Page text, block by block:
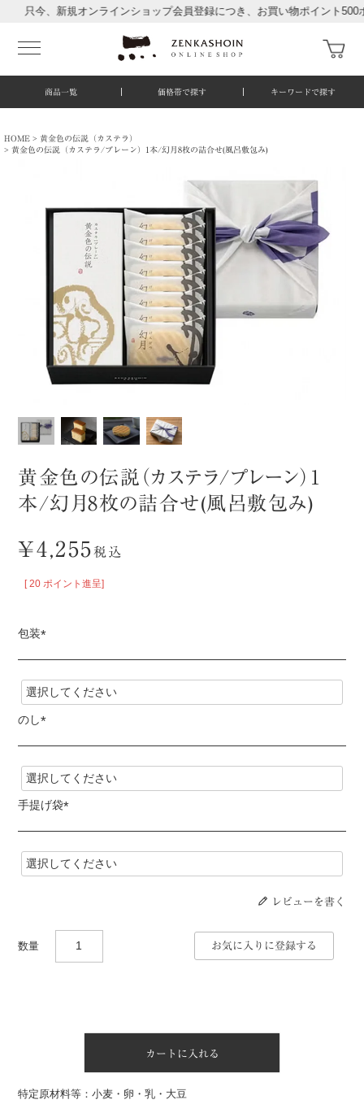
今、新規オンラインショップ会員登録につき、お買い物ポイント500ポイ
商品一覧 価格帯で探す キーワードで探す
HOME
黄金色の伝説（カステラ）
黄金色の伝説（カステラ/プレーン）1本/幻月8枚の詰合せ(風呂敷包み)
黄金色の伝説（カステラ/プレーン）1
本/幻月8枚の詰合せ(風呂敷包み)
¥4,255税込
[ 20 ポイント進呈]
包装
(
必
須
)
のし
(
須
)
手提げ袋
(
須
レビューを書く
お気に入りに登録する
カートに入れる
特定原材料等：小麦・卵・乳・大豆